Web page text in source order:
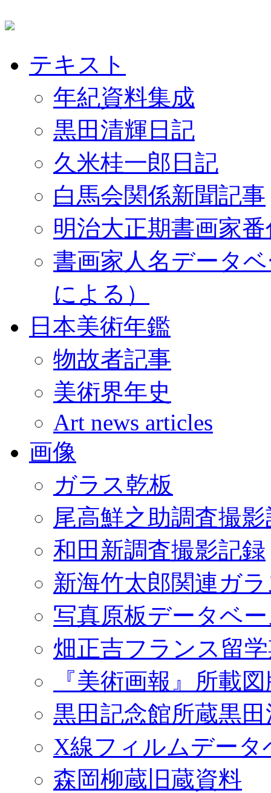
テキスト
年紀資料集成
黒田清輝日記
久米桂一郎日記
白馬会関係新聞記事
明治大正期書画家
書画家人名データ
による）
日本美術年鑑
物故者記事
美術界年史
Art news articles
画像
ガラス乾板
尾高鮮之助調査撮
和田新調査撮影記録
新海竹太郎関連ガ
写真原板データベ
畑正吉フランス留
『美術画報』所載
黒田記念館所蔵黒
X線フィルムデータ
森岡柳蔵旧蔵資料